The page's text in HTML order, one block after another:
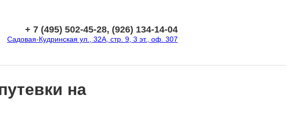
+ 7 (495) 502-45-28, (926) 134-14-04
Садовая-Кудринская ул., 32А, стр. 9, 3 эт., оф. 307
на